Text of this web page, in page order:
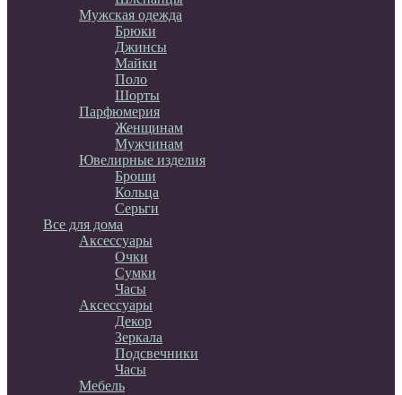
Мужская одежда
Брюки
Джинсы
Майки
Поло
Шорты
Парфюмерия
Женщинам
Мужчинам
Ювелирные изделия
Броши
Кольца
Серьги
Все для дома
Аксессуары
Очки
Сумки
Часы
Аксессуары
Декор
Зеркала
Подсвечники
Часы
Мебель